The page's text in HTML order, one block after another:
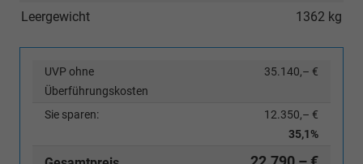
1362 kg
Leergewicht
UVP ohne
Überführungskosten
35.140,– €
Sie sparen:
12.350,– €
35,1%